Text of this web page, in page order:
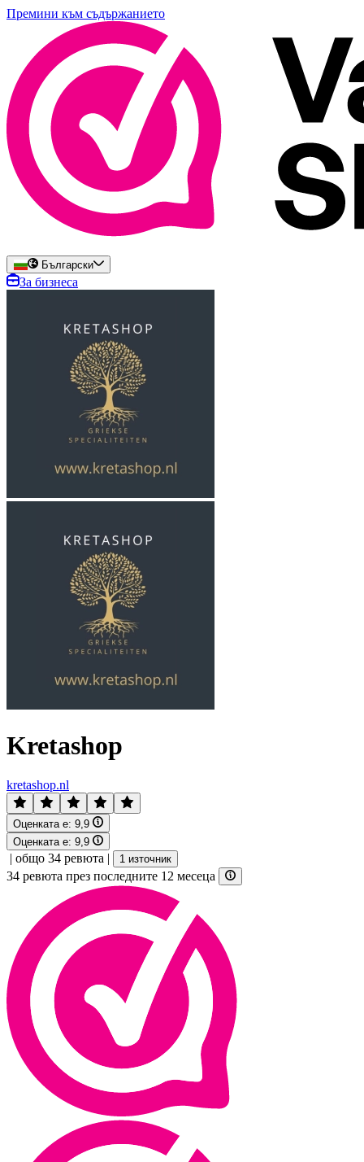
Премини към съдържанието
Български
За бизнеса
Kretashop
kretashop.nl
Оценката е: 9,9
Оценката е: 9,9
| общо 34 ревюта | 1 източник
34 ревюта през последните 12 месеца